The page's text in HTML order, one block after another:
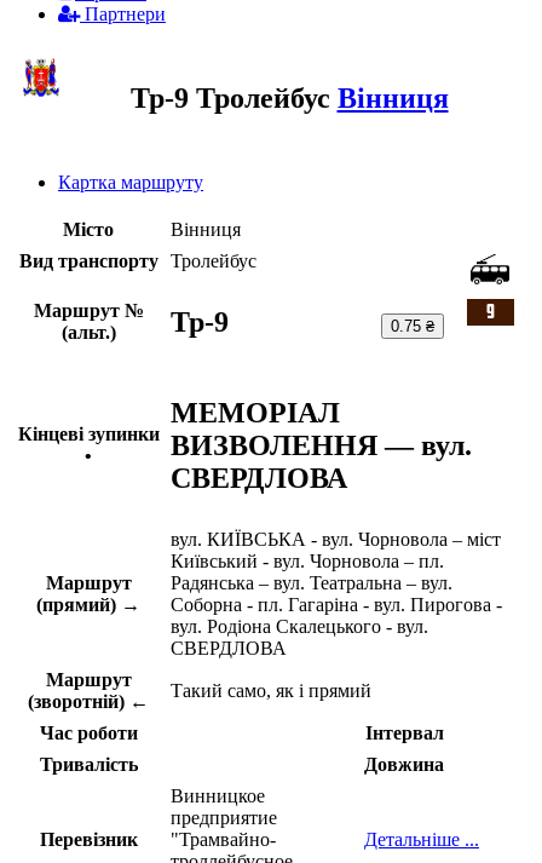
Партнери
Тр-9 Тролейбус Вінниця
Картка маршруту
Місто
Вінниця
Вид транспорту
Тролейбус
Маршрут №
(альт.)
Тр-9 0.75 ₴
Кінцеві зупинки
•
МЕМОРІАЛ
ВИЗВОЛЕННЯ — вул.
СВЕРДЛОВА
Маршрут
(прямий) →
вул. КИЇВСЬКА - вул. Чорновола – міст
Київський - вул. Чорновола – пл.
Радянська – вул. Театральна – вул.
Соборна - пл. Гагаріна - вул. Пирогова -
вул. Родіона Скалецького - вул.
СВЕРДЛОВА
Маршрут
(зворотній) ←
Такий само, як і прямий
Час роботи
Інтервал
Тривалість
Довжина
Перевізник
Винницкое
предприятие
"Трамвайно-
Детальніше ...